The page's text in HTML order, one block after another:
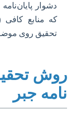
دشوار
که منابع کافی
تحقیق روی
روش
نامه جبر